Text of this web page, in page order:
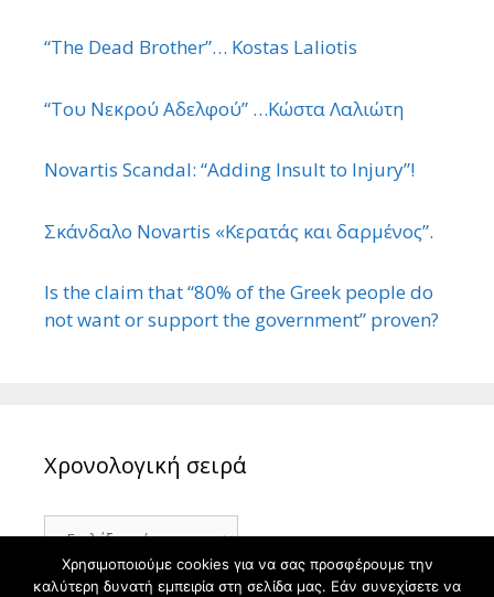
“The Dead Brother”… Kostas Laliotis
“Του Νεκρού Αδελφού” …Κώστα Λαλιώτη
Novartis Scandal: “Adding Insult to Injury”!
Σκάνδαλο Novartis «Κερατάς και δαρμένος”.
Is the claim that “80% of the Greek people do
not want or support the government” proven?
Χρονολογική σειρά
Χρονολογική
σειρά
Χρησιμοποιούμε cookies για να σας προσφέρουμε την
καλύτερη δυνατή εμπειρία στη σελίδα μας. Εάν συνεχίσετε να